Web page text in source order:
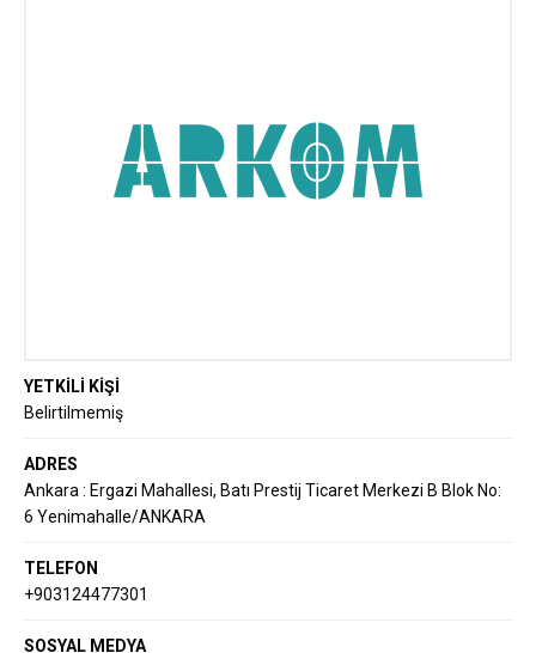
YETKİLİ KİŞİ
Belirtilmemiş
ADRES
Ankara : Ergazi Mahallesi, Batı Prestij Ticaret Merkezi B Blok No:
6 Yenimahalle/ANKARA
TELEFON
+903124477301
SOSYAL MEDYA